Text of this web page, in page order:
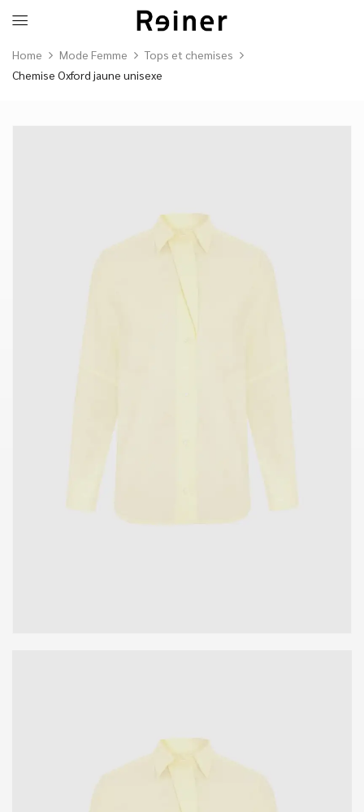
Home Mode Femme
Tops et chemises
Chemise Oxford jaune unisexe